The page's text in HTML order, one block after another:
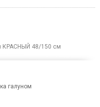
КРАСНЫЙ 48/150 см
галуном